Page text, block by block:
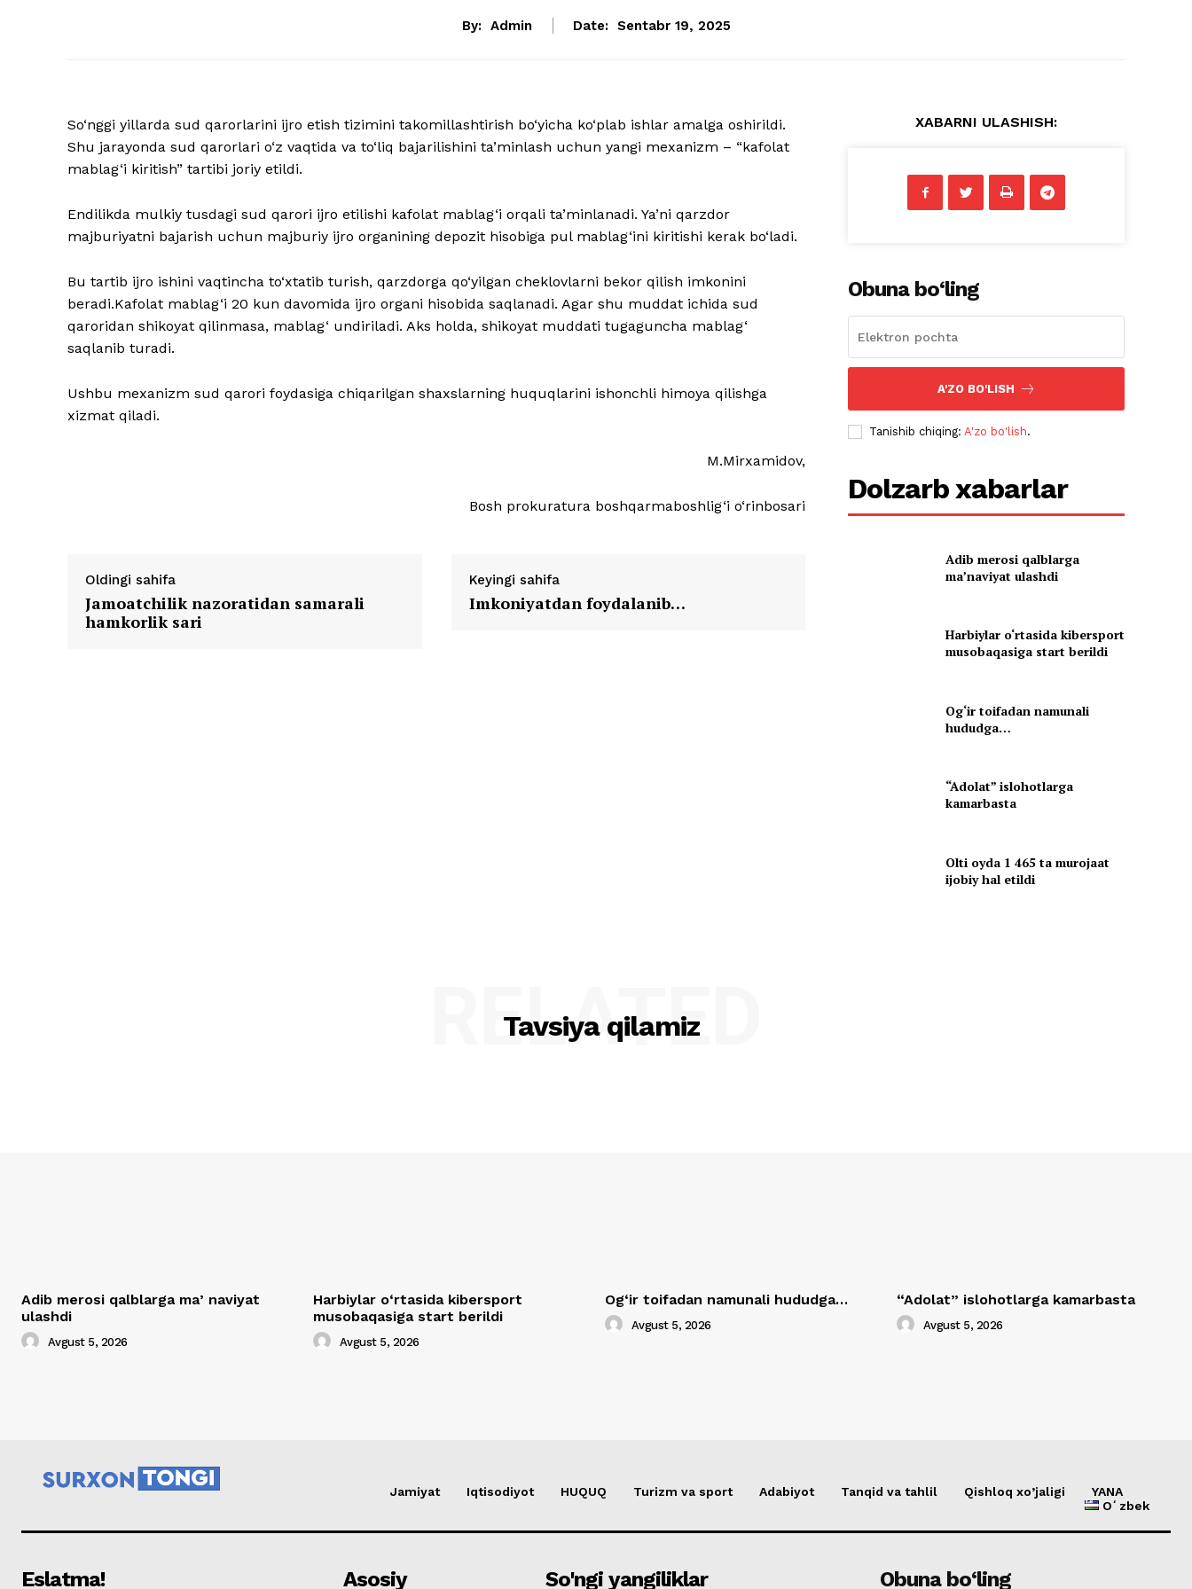
By: Admin Date: Sentabr 19, 2025
So‘nggi yillarda sud qarorlarini ijro etish tizimini takomillashtirish bo‘yicha ko‘plab ishlar amalga oshirildi.
Shu jarayonda sud qarorlari o‘z vaqtida va to‘liq bajarilishini ta’minlash uchun yangi mexanizm – “kafolat
mablag‘i kiritish” tartibi joriy etildi.
Endilikda mulkiy tusdagi sud qarori ijro etilishi kafolat mablag‘i orqali ta’minlanadi. Ya’ni qarzdor
majburiyatni bajarish uchun majburiy ijro organining depozit hisobiga pul mablag‘ini kiritishi kerak bo‘ladi.
Bu tartib ijro ishini vaqtincha to‘xtatib turish, qarzdorga qo‘yilgan cheklovlarni bekor qilish imkonini
beradi.Kafolat mablag‘i 20 kun davomida ijro organi hisobida saqlanadi. Agar shu muddat ichida sud
qaroridan shikoyat qilinmasa, mablag‘ undiriladi. Aks holda, shikoyat muddati tugaguncha mablag‘
saqlanib turadi.
Ushbu mexanizm sud qarori foydasiga chiqarilgan shaxslarning huquqlarini ishonchli himoya qilishga
xizmat qiladi.
M.Mirxamidov,
Bosh prokuratura boshqarmaboshlig‘i o‘rinbosari
Oldingi sahifa
Jamoatchilik nazoratidan samarali
hamkorlik sari
Keyingi sahifa
Imkoniyatdan foydalanib…
XABARNI ULASHISH:
Obuna bo‘ling
A'ZO BO'LISH
Tanishib chiqing:A'zo bo'lish.
Dolzarb xabarlar
Adib merosi qalblarga
maʼnaviyat ulashdi
Harbiylar o‘rtasida kibersport
musobaqasiga start berildi
Og‘ir toifadan namunali
hududga…
“Adolat” islohotlarga
kamarbasta
Olti oyda 1 465 ta murojaat
ijobiy hal etildi
Tavsiya qilamiz
RELATED
Adib merosi qalblarga maʼnaviyat
ulashdi
Avgust 5, 2026
Harbiylar o‘rtasida kibersport
musobaqasiga start berildi
Avgust 5, 2026
Og‘ir toifadan namunali hududga…
Avgust 5, 2026
“Adolat” islohotlarga kamarbasta
Avgust 5, 2026
Jamiyat Iqtisodiyot HUQUQ Turizm va sport Adabiyot Tanqid va tahlil Qishloq xo’jaligi
YANA
Oʻzbek
Eslatma! Asosiy So'ngi yangiliklar Obuna bo‘ling